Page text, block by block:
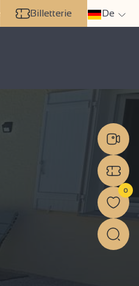
Billetterie De
0